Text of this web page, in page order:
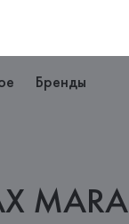
Бренды
MARA